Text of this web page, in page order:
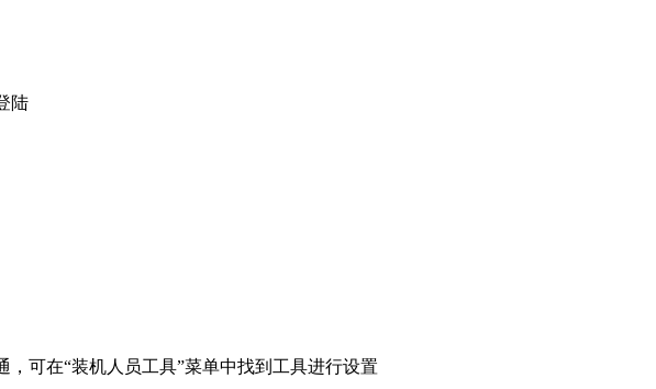
陆
可在“装机人员工具”菜单中找到工具进行设置